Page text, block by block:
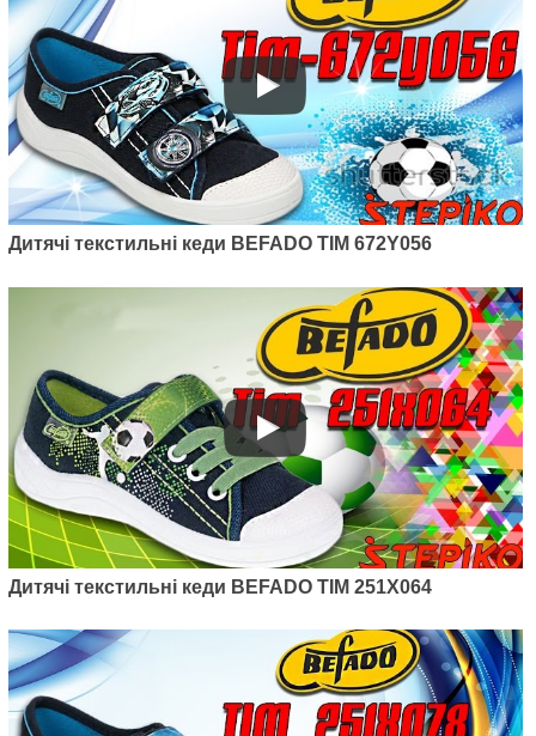
Дитячі текстильні кеди Befado
Maxi 212P072
475грн.
Дитячі текстильні кеди BEFADO TIM 672Y056
Дитячі текстильні кеди BEFADO TIM 251X064